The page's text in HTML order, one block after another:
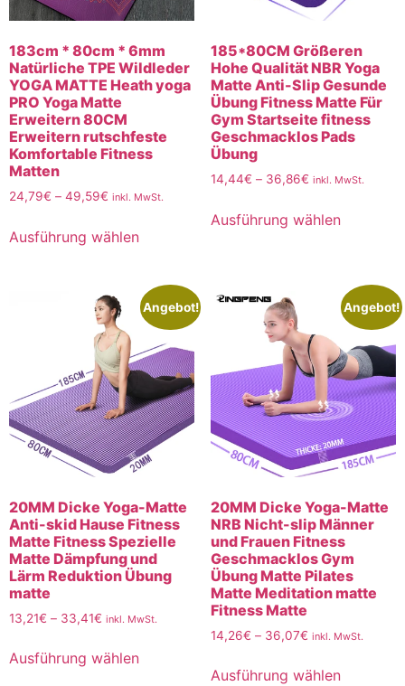
183cm * 80cm * 6mm
Natürliche TPE Wildleder
YOGA MATTE Heath yoga
PRO Yoga Matte
Erweitern 80CM
Erweitern rutschfeste
Komfortable Fitness
Matten
24,79€ – 49,59€ inkl. MwSt.
Ausführung wählen
185*80CM Größeren
Hohe Qualität NBR Yoga
Matte Anti-Slip Gesunde
Übung Fitness Matte Für
Gym Startseite fitness
Geschmacklos Pads
Übung
14,44€ – 36,86€ inkl. MwSt.
Ausführung wählen
Angebot!
20MM Dicke Yoga-Matte
Anti-skid Hause Fitness
Matte Fitness Spezielle
Matte Dämpfung und
Lärm Reduktion Übung
matte
13,21€ – 33,41€ inkl. MwSt.
Ausführung wählen
Angebot!
20MM Dicke Yoga-Matte
NRB Nicht-slip Männer
und Frauen Fitness
Geschmacklos Gym
Übung Matte Pilates
Matte Meditation matte
Fitness Matte
14,26€ – 36,07€ inkl. MwSt.
Ausführung wählen